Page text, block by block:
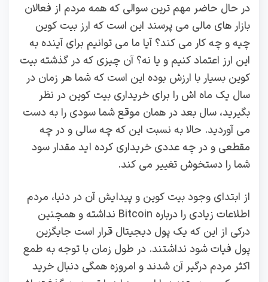
در حال حاضر مهم ترین سوالی که همه مردم از فعالان
بازار های مالی می پرسند این است که ارز بیت کوین
چیه و چه کار می کند؟ آیا ما می‌ توانیم برای آینده به
این ارز اعتماد کنیم و یا نه؟ آن چیزی که در گذشته بیت
کوین بسیار با ارزش بوده این است که شما هر زمان در
سال یک ماه اش را برای خریداری بیت کوین در نظر
بگیرید، سال بعد در همان موقع شما سودی را به دست
می آوردید. حالا به نسبت این که چه سالی و در چه
مقطعی و در چه عددی خریداری کرده‌ اید مقدار سود
شما را دستخوش تغییر می کند.
از ابتدای وجود بیت کوین و پیدایش آن در دنیا، مردم
اطلاعات زیادی را درباره Bitcoin نداشته و همچنین
درکی از این که یک پول دیجیتال قرار است جایگزین
پول فیات شود نداشتند. در طول زمان با توجه به طمع
اکثر مردم درگیر آن شدند و امروزه همگی دنبال خرید